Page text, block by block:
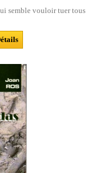
semble vouloir tuer tous